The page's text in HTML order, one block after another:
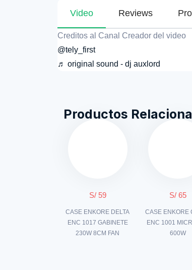
Video Reviews
Creditos al Canal Creador del video
@tely_first
♬ original sound - dj auxlord
Productos
S/ 59
CASE ENKORE DELTA
ENC 1017 GABINETE
230W 8CM FAN
S/ 65
CASE ENKORE
ENC 1001
600W